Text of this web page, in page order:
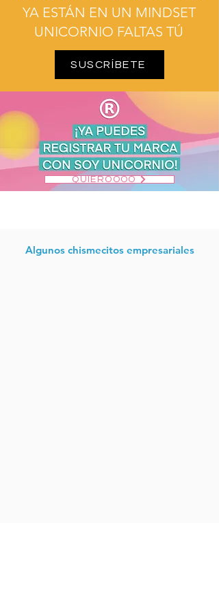
YA ESTÁN EN UN MINDSET
UNICORNIO FALTAS TÚ
SUSCRÍBETE
QUIEROOOO
Algunos chismecitos empresariales